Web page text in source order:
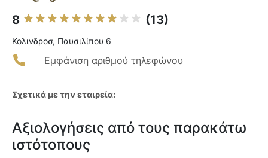
8 (13)
Κολινδροσ, Παυσιλίπου 6
Εμφάνιση αριθμού τηλεφώνου
Σχετικά με την εταιρεία:
Αξιολογήσεις από τους παρακάτω
ιστότοπους